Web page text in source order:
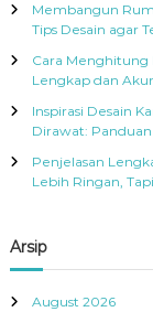
r
Membangun
Tips Desain agar
Cara Menghitung
Lengkap dan
Inspirasi Desain
Dirawat:
Penjelasan
Lebih Ringan,
Arsip
August 2026